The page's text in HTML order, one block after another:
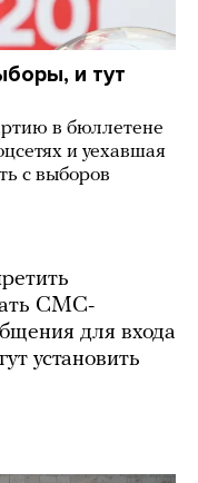
и тут
в бюллетене
и уехавшая
с выборов
СМС-
для входа
установить